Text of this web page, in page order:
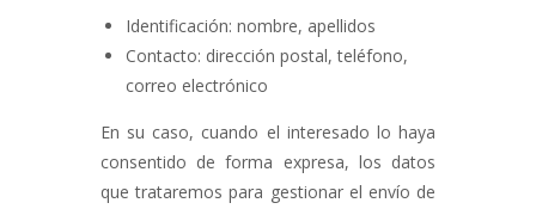
Identificación: nombre, apellidos
Contacto: dirección postal, teléfono,
correo electrónico
En su caso, cuando el interesado lo haya
consentido de forma expresa, los datos
que trataremos para gestionar el envío de